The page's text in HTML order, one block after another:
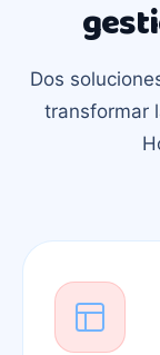
Dos
transformar